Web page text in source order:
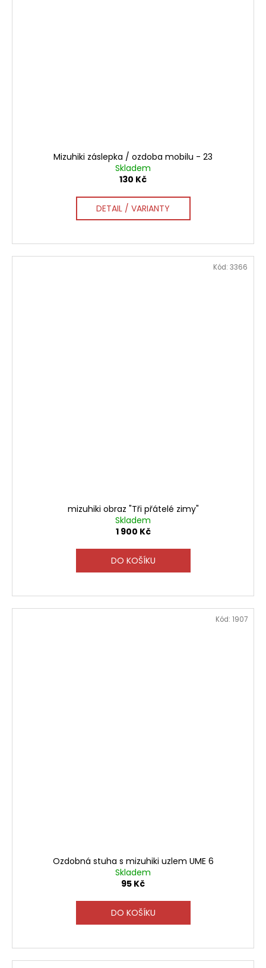
Mizuhiki záslepka / ozdoba mobilu - 23
Skladem
130 Kč
DETAIL / VARIANTY
mizuhiki obraz "Tři přátelé zimy"
Skladem
1 900 Kč
DO KOŠÍKU
Kód: 3366
Ozdobná stuha s mizuhiki uzlem UME 6
Skladem
95 Kč
DO KOŠÍKU
Kód: 1907